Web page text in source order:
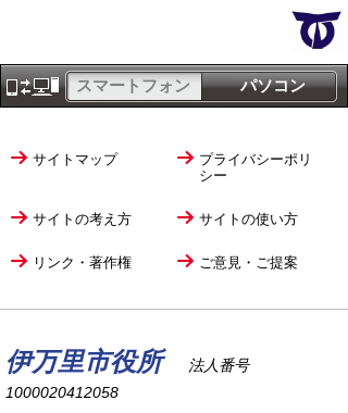
パソコン
スマートフォン
サイトマップ
プライバシーポリ
シー
サイトの考え方 サイトの使い方
リンク・著作権 ご意見・ご提案
伊万里市役所
法人番号
1000020412058